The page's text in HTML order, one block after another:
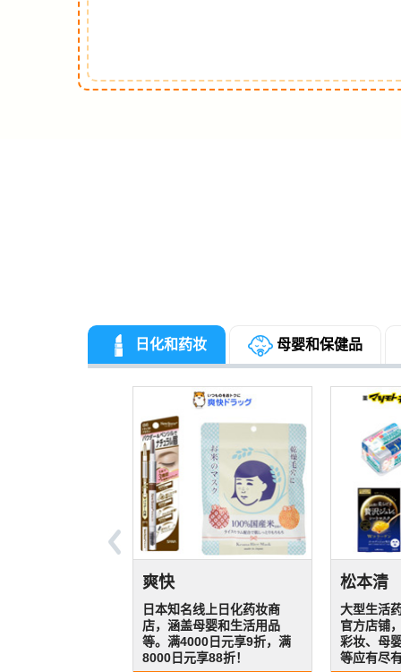
日化和药妆 母婴和保健品
爽快
日本知名线上日化药妆商
店，涵盖母婴和生活用品
等。满4000日元享9折，满
8000日元享88折！
松本清
大型生活
官方店铺
彩妆、母
等应有尽
Vicweb
MIKIHOUSE为主的童装店，
MIKIHOUSE商品比较齐，还
有儿童餐具、户外运动和其
他儿童生活用品。
西松屋
综合线上
尿布奶粉
鞋，几乎
商品都可
at-N
办公用品和文具专卖，凌
美、写乐和百乐等日本书写
品牌钢笔品种多。
Charm
十年口碑
物食品保
品，为家
生活。
Murauchi
生活家电通贩，推荐关注电
饭煲、美容仪、空净器等，
还有专业乐器可供选择。
Edion
日本家电
一，主营
价格好，
关注各类
Foot time
日本乐天金牌店铺，品类齐
全的鞋履专卖店，不仅有运
动鞋品牌，还有UGG，踢不
烂，马丁靴等品牌。
户外运动
高尔夫、
徒步等都
备，十分
Loook
隐形眼镜专门店！主打各种
款式彩片，特别是自然款，
日抛到年抛都有。经常有积
分翻倍活动！
海量日系
快，杂志
有积分翻
TSUJIMOTO coffee
咖啡专卖店，选取优质咖啡
豆新鲜烘焙制成，工厂直
送，多种口味，更有方便的
挂耳式咖啡。
北海道
专营北海
新鲜发货
亭、
人、柳月